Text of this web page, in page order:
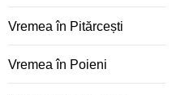
Vremea în Pitărcești
Vremea în Poieni